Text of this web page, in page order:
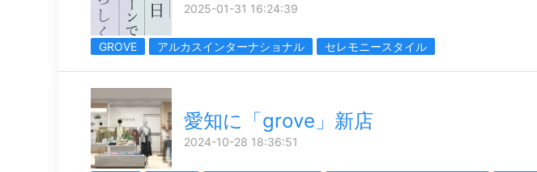
2025-01-31 16:24:39
GROVE アルカスインターナショナル セレモニースタイル
愛知に「grove」新店
2024-10-28 18:36:51